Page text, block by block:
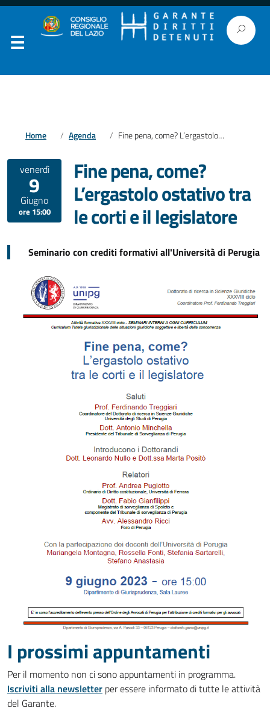
Home Agenda Fine pena, come? L’ergastolo ostativo tra le corti e il legislatore
venerdì
9
Giugno
ore 15:00
Fine pena, come?
L’ergastolo ostativo tra
le corti e il legislatore
Seminario con crediti formativi all'Università di Perugia
I prossimi appuntamenti
Per il momento non ci sono appuntamenti in programma.
Iscriviti alla newsletter per essere informato di tutte le attività
del Garante.